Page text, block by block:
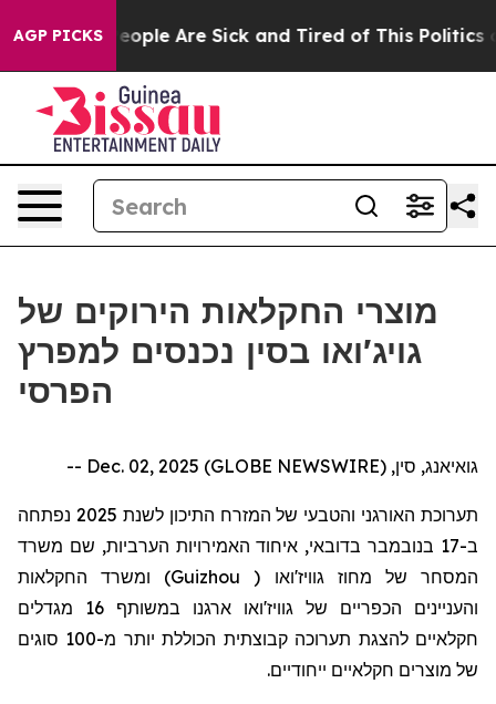
AGP PICKS
Win: “People Are Sick and Tired of This Politics of
מוצרי החקלאות הירוקים של
גויג'ואו בסין נכנסים למפרץ
הפרסי
גואיאנג, סין, Dec. 02, 2025 (GLOBE NEWSWIRE) --
תערוכת האורגני והטבעי של המזרח התיכון לשנת 2025 נפתחה
ב-17 בנובמבר בדובאי, איחוד האמירויות הערביות, שם משרד
המסחר של מחוז גוויז'ואו (Guizhou) ומשרד החקלאות
והעניינים הכפריים של גוויז'ואו ארגנו במשותף 16 מגדלים
חקלאיים להצגת תערוכה קבוצתית הכוללת יותר מ-100 סוגים
של מוצרים חקלאיים ייחודיים.